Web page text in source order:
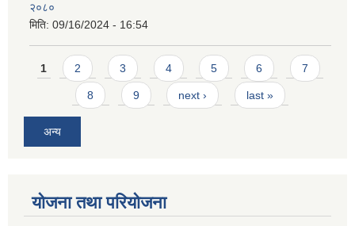
२०८०
मिति: 09/16/2024 - 16:54
Pages
1 2 3 4 5 6 7
8 9 next › last »
अन्य
योजना तथा परियोजना